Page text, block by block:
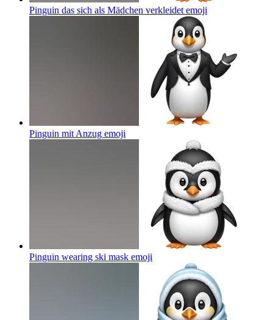
Pinguin das sich als Mädchen verkleidet emoji
Pinguin mit Anzug emoji
Pinguin wearing ski mask emoji